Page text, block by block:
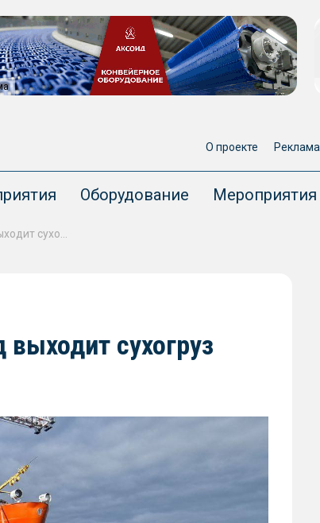
О проекте Реклама
Оборудование Мероприятия
сухогруз